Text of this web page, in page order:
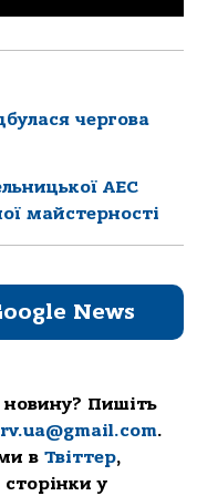
чергова
АЕС
майстерності
News
Пишіть
.
в Твіттер,
у